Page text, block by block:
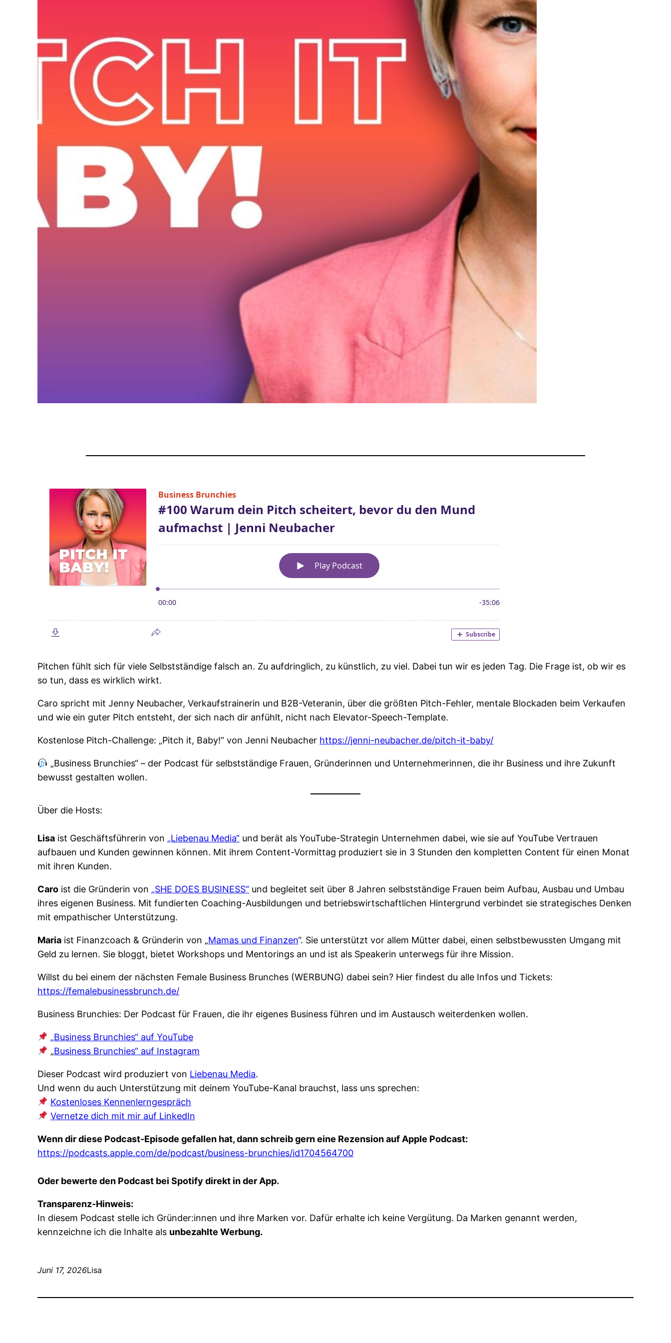
Pitchen fühlt sich für viele Selbstständige falsch an. Zu aufdringlich, zu künstlich, zu viel. Dabei tun wir es jeden Tag. Die Frage ist, ob wir es
so tun, dass es wirklich wirkt.
Caro spricht mit Jenny Neubacher, Verkaufstrainerin und B2B-Veteranin, über die größten Pitch-Fehler, mentale Blockaden beim Verkaufen
und wie ein guter Pitch entsteht, der sich nach dir anfühlt, nicht nach Elevator-Speech-Template.
Kostenlose Pitch-Challenge: „Pitch it, Baby!“ von Jenni Neubacher https://jenni-neubacher.de/pitch-it-baby/
„Business Brunchies“ – der Podcast für selbstständige Frauen, Gründerinnen und Unternehmerinnen, die ihr Business und ihre Zukunft
bewusst gestalten wollen.
Über die Hosts:
Lisa ist Geschäftsführerin von „Liebenau Media“ und berät als YouTube-Strategin Unternehmen dabei, wie sie auf YouTube Vertrauen
aufbauen und Kunden gewinnen können. Mit ihrem Content-Vormittag produziert sie in 3 Stunden den kompletten Content für einen Monat
mit ihren Kunden.
Caro ist die Gründerin von „SHE DOES BUSINESS“ und begleitet seit über 8 Jahren selbstständige Frauen beim Aufbau, Ausbau und Umbau
ihres eigenen Business. Mit fundierten Coaching-Ausbildungen und betriebswirtschaftlichen Hintergrund verbindet sie strategisches Denken
mit empathischer Unterstützung.
Maria ist Finanzcoach & Gründerin von „Mamas und Finanzen“. Sie unterstützt vor allem Mütter dabei, einen selbstbewussten Umgang mit
Geld zu lernen. Sie bloggt, bietet Workshops und Mentorings an und ist als Speakerin unterwegs für ihre Mission.
Willst du bei einem der nächsten Female Business Brunches (WERBUNG) dabei sein? Hier findest du alle Infos und Tickets:
https://femalebusinessbrunch.de/
Business Brunchies: Der Podcast für Frauen, die ihr eigenes Business führen und im Austausch weiterdenken wollen.
„Business Brunchies“ auf YouTube
„Business Brunchies“ auf Instagram
Dieser Podcast wird produziert von Liebenau Media.
Und wenn du auch Unterstützung mit deinem YouTube-Kanal brauchst, lass uns sprechen:
Kostenloses Kennenlerngespräch
Vernetze dich mit mir auf LinkedIn
Wenn dir diese Podcast-Episode gefallen hat, dann schreib gern eine Rezension auf Apple Podcast:
https://podcasts.apple.com/de/podcast/business-brunchies/id1704564700
Oder bewerte den Podcast bei Spotify direkt in der App.
Transparenz-Hinweis:
In diesem Podcast stelle ich Gründer:innen und ihre Marken vor. Dafür erhalte ich keine Vergütung. Da Marken genannt werden,
kennzeichne ich die Inhalte als unbezahlte Werbung.
Juni 17, 2026Lisa